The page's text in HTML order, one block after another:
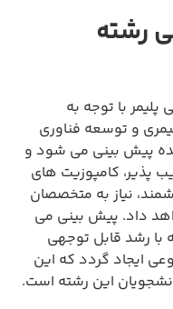
رشته
با توجه به
و توسعه فناوری
پیش بینی می شود و
پذیر، کامپوزیت های
نیاز به متخصصان
داد. پیش بینی می
با رشد قابل توجهی
ایجاد گردد که این
این رشته است.